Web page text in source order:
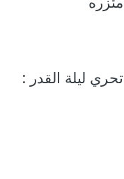
تحري ليلة القدر :